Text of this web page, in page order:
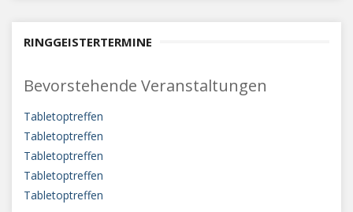
RINGGEISTERTERMINE
Bevorstehende Veranstaltungen
Tabletoptreffen
Tabletoptreffen
Tabletoptreffen
Tabletoptreffen
Tabletoptreffen